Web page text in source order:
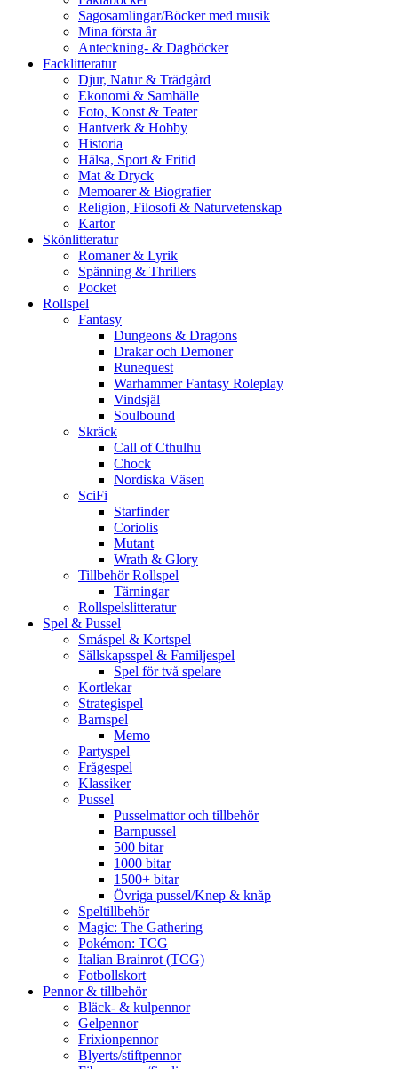
Sagosamlingar/Böcker med musik
Mina första år
Anteckning- & Dagböcker
Facklitteratur
Djur, Natur & Trädgård
Ekonomi & Samhälle
Foto, Konst & Teater
Hantverk & Hobby
Historia
Hälsa, Sport & Fritid
Mat & Dryck
Memoarer & Biografier
Religion, Filosofi & Naturvetenskap
Kartor
Skönlitteratur
Romaner & Lyrik
Spänning & Thrillers
Pocket
Rollspel
Fantasy
Dungeons & Dragons
Drakar och Demoner
Runequest
Warhammer Fantasy Roleplay
Vindsjäl
Soulbound
Skräck
Call of Cthulhu
Chock
Nordiska Väsen
SciFi
Starfinder
Coriolis
Mutant
Wrath & Glory
Tillbehör Rollspel
Tärningar
Rollspelslitteratur
Spel & Pussel
Småspel & Kortspel
Sällskapsspel & Familjespel
Spel för två spelare
Kortlekar
Strategispel
Barnspel
Memo
Partyspel
Frågespel
Klassiker
Pussel
Pusselmattor och tillbehör
Barnpussel
500 bitar
1000 bitar
1500+ bitar
Övriga pussel/Knep & knåp
Speltillbehör
Magic: The Gathering
Pokémon: TCG
Italian Brainrot (TCG)
Fotbollskort
Pennor & tillbehör
Bläck- & kulpennor
Gelpennor
Frixionpennor
Blyerts/stiftpennor